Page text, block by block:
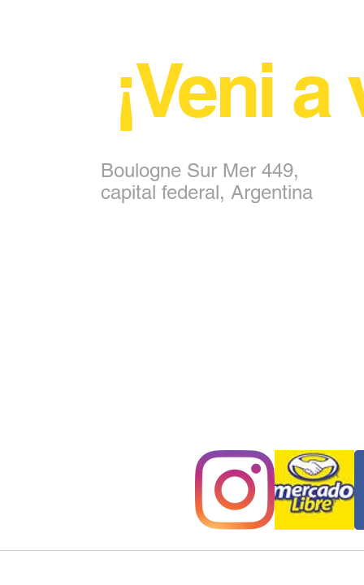
¡Veni
Boulogne Sur Mer 449,
capital federal, Argentina